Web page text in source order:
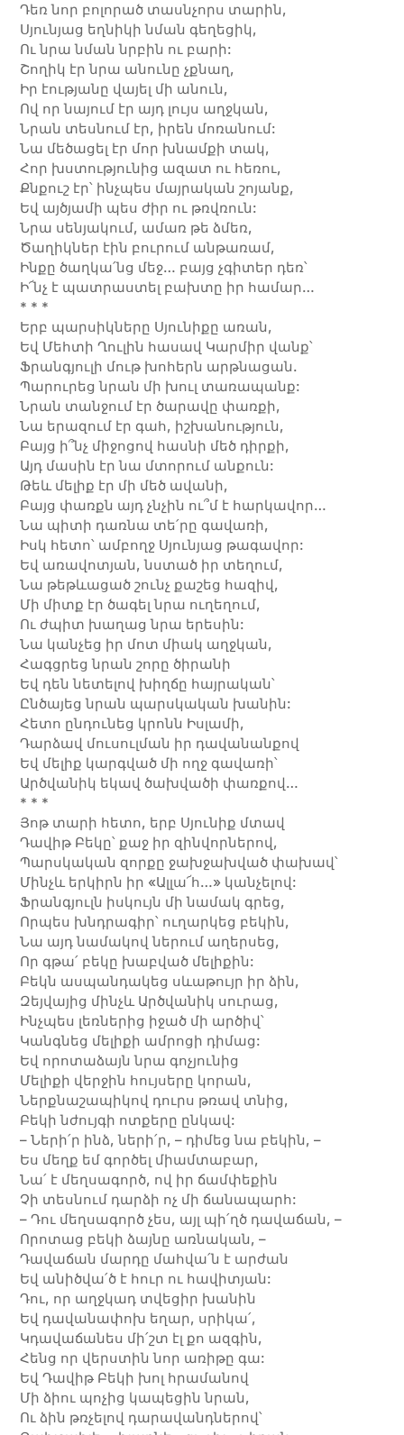
Դեռ նոր բոլորած տասնչորս տարին,
Սյունյաց եղնիկի նման գեղեցիկ,
Ու նրա նման նրբին ու բարի:
Շողիկ էր նրա անունը չքնաղ,
Իր էությանը վայել մի անուն,
Ով որ նայում էր այդ լույս աղջկան,
Նրան տեսնում էր, իրեն մոռանում:
Նա մեծացել էր մոր խնամքի տակ,
Հոր խստությունից ազատ ու հեռու,
Քնքուշ էր՝ ինչպես մայրական շոյանք,
Եվ այծյամի պես ժիր ու թռվռուն:
Նրա սենյակում, ամառ թե ձմեռ,
Ծաղիկներ էին բուրում անթառամ,
Ինքը ծաղկա՛նց մեջ… բայց չգիտեր դեռ՝
Ի՜նչ է պատրաստել բախտը իր համար…
* * *
Երբ պարսիկները Սյունիքը առան,
Եվ Մեհտի Ղուլին հասավ Կարմիր վանք՝
Ֆրանգյուլի մութ խոհերն արթնացան.
Պարուրեց նրան մի խուլ տառապանք:
Նրան տանջում էր ծարավը փառքի,
Նա երազում էր գահ, իշխանություն,
Բայց ի՞նչ միջոցով հասնի մեծ դիրքի,
Այդ մասին էր նա մտորում անքուն:
Թեև մելիք էր մի մեծ ավանի,
Բայց փառքն այդ չնչին ու՞մ է հարկավոր…
Նա պիտի դառնա տե՛րը գավառի,
Իսկ հետո՝ ամբողջ Սյունյաց թագավոր:
Եվ առավոտյան, նստած իր տեղում,
Նա թեթևացած շունչ քաշեց հազիվ,
Մի միտք էր ծագել նրա ուղեղում,
Ու ժպիտ խաղաց նրա երեսին:
Նա կանչեց իր մոտ միակ աղջկան,
Հագցրեց նրան շորը ծիրանի
Եվ դեն նետելով խիղճը հայրական՝
Ընծայեց նրան պարսկական խանին:
Հետո ընդունեց կրոնն Իսլամի,
Դարձավ մուսուլման իր դավանանքով
Եվ մելիք կարգված մի ողջ գավառի՝
Արծվանիկ եկավ ծախվածի փառքով…
* * *
Յոթ տարի հետո, երբ Սյունիք մտավ
Դավիթ Բեկը՝ քաջ իր զինվորներով,
Պարսկական զորքը ջախջախված փախավ՝
Մինչև երկիրն իր «Ալլա՜հ…» կանչելով:
Ֆրանգյուլն իսկույն մի նամակ գրեց,
Որպես խնդրագիր՝ ուղարկեց բեկին,
Նա այդ նամակով ներում աղերսեց,
Որ գթա՛ բեկը խաբված մելիքին:
Բեկն ասպանդակեց սևաթույր իր ձին,
Զեյվայից մինչև Արծվանիկ սուրաց,
Ինչպես լեռներից իջած մի արծիվ՝
Կանգնեց մելիքի ամրոցի դիմաց:
Եվ որոտաձայն նրա գոչյունից
Մելիքի վերջին հույսերը կորան,
Ներքնաշապիկով դուրս թռավ տնից,
Բեկի նժույգի ոտքերը ընկավ:
– Ների՛ր ինձ, ների՛ր, – դիմեց նա բեկին, –
Ես մեղք եմ գործել միամտաբար,
Նա՛ է մեղսագործ, ով իր ճամփեքին
Չի տեսնում դարձի ոչ մի ճանապարհ:
– Դու մեղսագործ չես, այլ պի՛ղծ դավաճան, –
Որոտաց բեկի ձայնը առնական, –
Դավաճան մարդը մահվա՛ն է արժան
Եվ անիծվա՛ծ է հուր ու հավիտյան:
Դու, որ աղջկադ տվեցիր խանին
Եվ դավանափոխ եղար, սրիկա՛,
Կդավաճանես մի՛շտ էլ քո ազգին,
Հենց որ վերստին նոր առիթը գա:
Եվ Դավիթ Բեկի խոլ հրամանով
Մի ձիու պոչից կապեցին նրան,
Ու ձին թռչելով դարավանդներով՝